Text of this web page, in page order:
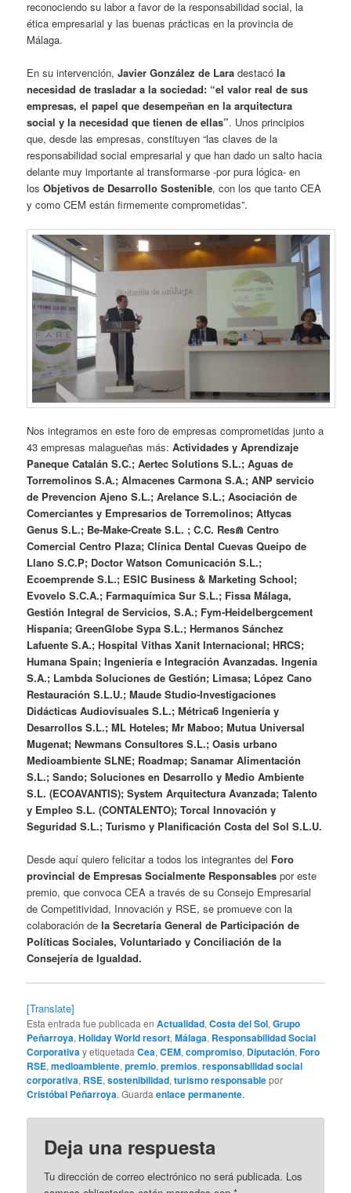
reconociendo su labor a favor de la responsabilidad social, la
ética empresarial y las buenas prácticas en la provincia de
Málaga.
En su intervención,Javier González de Lara destacóla
necesidad de trasladar a la sociedad: “el valor real de sus
empresas, el papel que desempeñan en la arquitectura
social y la necesidad que tienen de ellas”. Unos principios
que, desde las empresas, constituyen “las claves de la
responsabilidad social empresarial y que han dado un salto hacia
delante muy importante al transformarse -por pura lógica- en
losObjetivos de Desarrollo Sostenible, con los que tanto CEA
y como CEM están firmemente comprometidas”.
Nos integramos en este foro de empresas comprometidas junto a
43 empresas malagueñas más:Actividades y Aprendizaje
Paneque Catalán S.C.; Aertec Solutions S.L.; Aguas de
Torremolinos S.A.; Almacenes Carmona S.A.; ANP servicio
de Prevencion Ajeno S.L.; Arelance S.L.; Asociación de
Comerciantes y Empresarios de Torremolinos; Attycas
Genus S.L.; Be-Make-Create S.L. ; C.C. Res⋒ Centro
Comercial Centro Plaza; Clínica Dental Cuevas Queipo de
Llano S.C.P; Doctor Watson Comunicación S.L.;
Ecoemprende S.L.; ESIC Business & Marketing School;
Evovelo S.C.A.; Farmaquímica Sur S.L.; Fissa Málaga,
Gestión Integral de Servicios, S.A.; Fym-Heidelbergcement
Hispania; GreenGlobe Sypa S.L.; Hermanos Sánchez
Lafuente S.A.; Hospital Vithas Xanit Internacional; HRCS;
Humana Spain; Ingeniería e Integración Avanzadas. Ingenia
S.A.; Lambda Soluciones de Gestión; Limasa; López Cano
Restauración S.L.U.; Maude Studio-Investigaciones
Didácticas Audiovisuales S.L.; Métrica6 Ingeniería y
Desarrollos S.L.; ML Hoteles; Mr Maboo; Mutua Universal
Mugenat; Newmans Consultores S.L.; Oasis urbano
Medioambiente SLNE; Roadmap; Sanamar Alimentación
S.L.; Sando; Soluciones en Desarrollo y Medio Ambiente
S.L. (ECOAVANTIS); System Arquitectura Avanzada; Talento
y Empleo S.L. (CONTALENTO); Torcal Innovación y
Seguridad S.L.; Turismo y Planificación Costa del Sol S.L.U.
Desde aquí quiero felicitar a todos los integrantes del Foro
provincial de Empresas Socialmente Responsables por este
premio, que convoca CEA a través de su Consejo Empresarial
de Competitividad, Innovación y RSE, se promueve con la
colaboración de la Secretaría General de Participación de
Políticas Sociales, Voluntariado y Conciliación de la
Consejería de Igualdad.
[Translate]
Esta entrada fue publicada enActualidad,Costa del Sol,Grupo
Peñarroya,Holiday World resort,Málaga, Responsabilidad Social
Corporativay etiquetadaCea,CEM,compromiso, Diputación,Foro
RSE,medioambiente,premio,premios,responsabilidad social
corporativa, RSE,sostenibilidad,turismo responsablepor
Cristóbal Peñarroya. Guardaenlace permanente.
Deja una respuesta
Tu dirección de correo electrónico no será publicada. Los